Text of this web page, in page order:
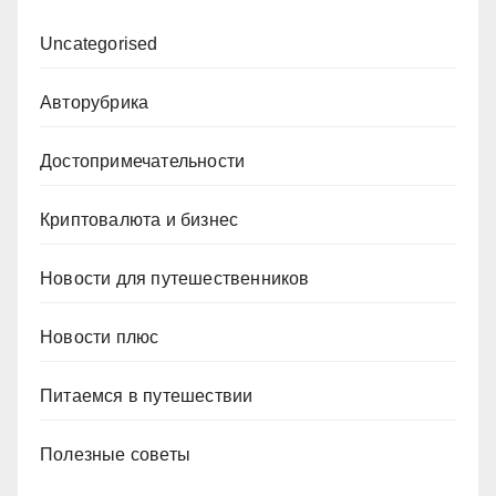
Uncategorised
Авторубрика
Достопримечательности
Криптовалюта и бизнес
Новости для путешественников
Новости плюс
Питаемся в путешествии
Полезные советы